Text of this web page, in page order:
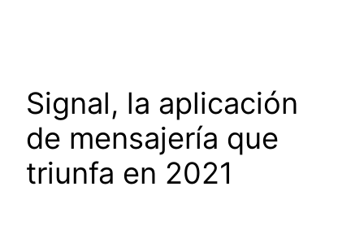
Signal, la aplicación
de mensajería que
triunfa en 2021